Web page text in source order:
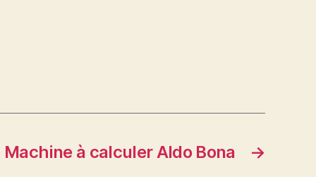
→
Machine à calculer Aldo Bona